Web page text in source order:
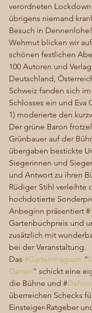
verordneten Lockdown
übrigens niemand
Besuch in
Wehmut blicken wir
schönen festlichen
100 Autoren und
Deutschland,
Schweiz fanden sich
Schlosses ein und Eva
1) moderierte den
Der grüne Baron
Grünbauer auf der
übergaben bestickte
Siegerinnen und
und Antwort zu ihren
Rüdiger Stihl verleihte
hochdotierte
Anbeginn präsentiert #
Gartenbuchpreis und
zusätzlich mit
bei der Veranstaltung.
Das #Gartenmagazin “
Garten” schickt eine
die Bühne und #
überreichen Schecks
Einsteiger-Ratgeber